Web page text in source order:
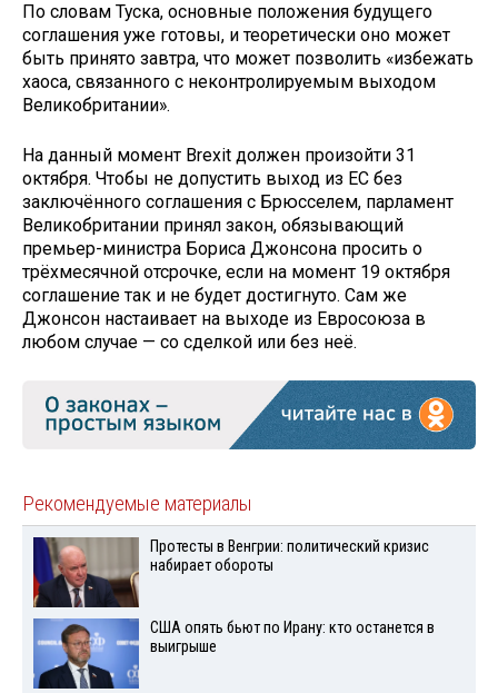
По словам Туска, основные положения будущего
соглашения уже готовы, и теоретически оно может
быть принято завтра, что может позволить «избежать
хаоса, связанного с неконтролируемым выходом
Великобритании».
На данный момент Brexit должен произойти 31
октября. Чтобы не допустить выход из ЕС без
заключённого соглашения с Брюсселем, парламент
Великобритании принял закон, обязывающий
премьер-министра Бориса Джонсона просить о
трёхмесячной отсрочке, если на момент 19 октября
соглашение так и не будет достигнуто. Сам же
Джонсон настаивает на выходе из Евросоюза в
любом случае — со сделкой или без неё.
Рекомендуемые материалы
Протесты в Венгрии: политический кризис
набирает обороты
США опять бьют по Ирану: кто останется в
выигрыше